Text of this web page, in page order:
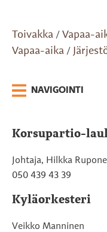
Toivakka / Vapaa-
Vapaa-aika /
NAVIGOINTI
Korsupartio-
Johtaja, Hilkka
050 439 43 39
Kyläorkesteri
Veikko Manninen